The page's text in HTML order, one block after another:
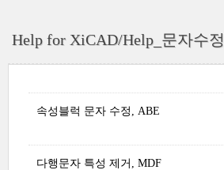
Help for XiCAD/Help_문자수정
속성블럭 문자 수정, ABE
다행문자 특성 제거, MDF